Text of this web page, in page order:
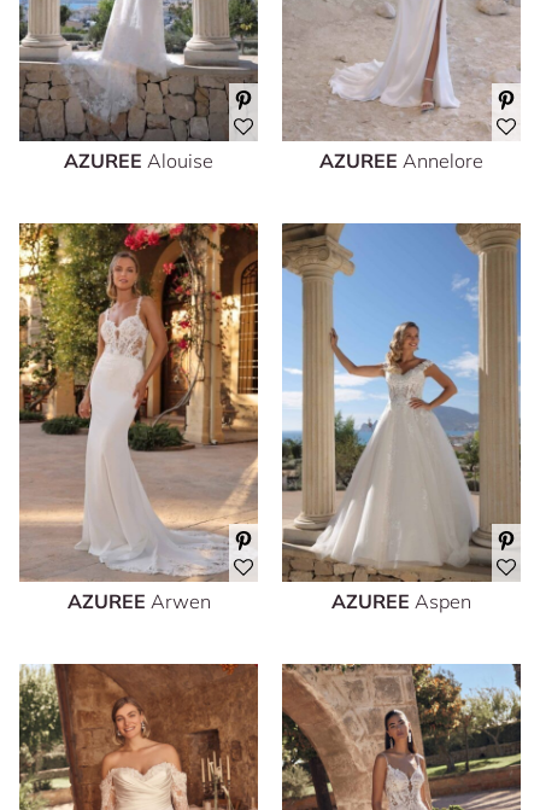
AZUREE Alouise AZUREE Annelore
AZUREE Arwen AZUREE Aspen